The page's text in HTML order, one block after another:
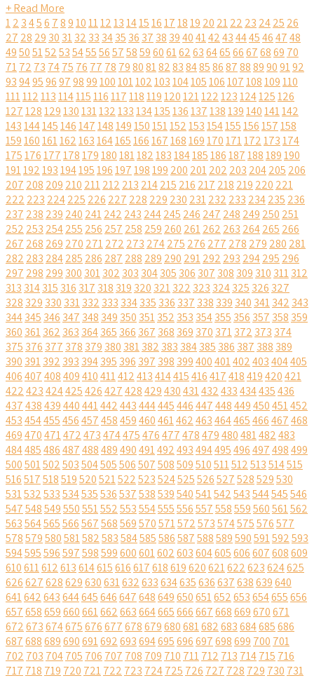
+ Read More
12 3456 78910111213141516171819 20 2122 23 2425 26
27 28 29 30 3132 33 3435 36 37 38 39404142434445464748
495051525354555657585960616263646566676869 70
7172 73 7475 76 77 78 7980818283848586878889909192
93949596979899100101102103104105106107108109110
111112113114115116117118119120121122123124125126
127128129130131132133134135136137138139140141142
143144145146147148149150151152153154155156157158
159160161162163164165166167168169170171172173174
175176177178179180181182183184185186187188189190
191192193194195196197198199 200 201202 203 204205 206
207 208 209 210 211212 213 214215 216 217 218 219 220 221
222 223 224225 226 227 228 229 230 231232 233 234235 236
237 238 239 240 241242 243 244245 246 247 248 249 250 251
252 253 254255 256 257 258 259 260 261262 263 264265 266
267 268 269 270 271272 273 274275 276 277 278 279 280 281
282 283 284285 286 287 288 289 290 291292 293 294295 296
297 298 299 300 301302 303 304305 306 307 308 309 310 311312
313 314315 316 317 318 319 320 321322 323 324325 326 327
328 329 330 331332 333 334335 336 337 338 339 340 341342 343
344345 346 347 348 349 350 351352 353 354355 356 357 358 359
360 361362 363 364365 366 367 368 369 370 371372 373 374
375 376 377 378 379 380 381382 383 384385 386 387 388 389
390 391392 393 394395 396 397 398 399400401402403404405
406407408409410411412413414415416417418419420421
422423424425426427428429430431432433434435436
437438439440441442443444445446447448449450451452
453454455456457458459460461462463464465466467468
469470471472473474475476477478479480481482483
484485486487488489490491492493494495496497498499
500501502503504505506507508509510511512513514515
516517518519520521522523524525526527528529530
531532533534535536537538539540541542543544545546
547548549550551552553554555556557558559560561562
563564565566567568569570571572573574575576577
578579580581582583584585586587588589590591592593
594595596597598599600601602603604605606607608609
610611612613614615616617618619620621622623624625
626627628629630631632633634635636637638639640
641642643644645646647648649650651652653654655656
657658659660661662663664665666667668669670671
672673674675676677678679680681682683684685686
687688689690691692693694695696697698699 700 701
702 703 704705 706 707 708 709 710 711712 713 714715 716
717 718 719 720 721722 723 724725 726 727 728 729 730 731